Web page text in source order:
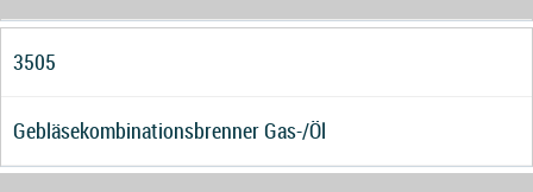
3505
Gebläsekombinationsbrenner Gas-/Öl